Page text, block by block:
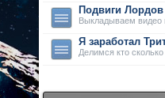
Подвиги
Выкладываем видео
Я заработал
Делимся кто